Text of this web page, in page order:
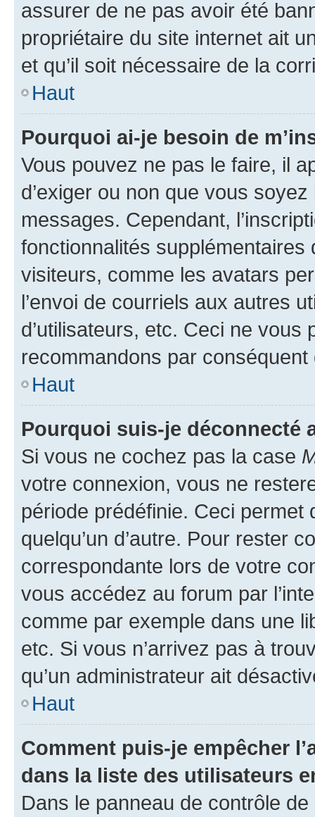
assurer de ne pas avoir été
propriétaire du site internet ait
et qu’il soit nécessaire de la
Haut
Pourquoi ai-je besoin de
Vous pouvez ne pas le faire, il
d’exiger ou non que vous
messages. Cependant,
fonctionnalités
visiteurs, comme les avatars
l’envoi de courriels aux autres
d’utilisateurs, etc. Ceci ne vous
recommandons par conséquent
Haut
Pourquoi suis-je déconnecté
Si vous ne cochez pas la case
votre connexion, vous ne
période prédéfinie. Ceci permet
quelqu’un d’autre. Pour rester
correspondante lors de votre
vous accédez au forum par
comme par exemple dans une
etc. Si vous n’arrivez pas à
qu’un administrateur ait
Haut
Comment puis-je empêcher
dans la liste des utilisateurs
Dans le panneau de contrôle